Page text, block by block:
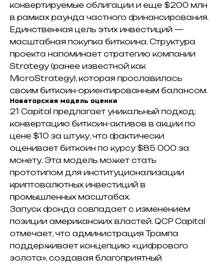
конвертируемые облигации и еще $200 млн
в рамках раунда частного финансирования.
Единственная цель этих инвестиций —
масштабная покупка биткоина. Структура
проекта напоминает стратегию компании
Strategy (ранее известной как
MicroStrategy), которая прославилась
своим биткоин-ориентированным балансом.
Новаторская модель оценки
21 Capital предлагает уникальный подход:
конвертацию биткоин-активов в акции по
цене $10 за штуку, что фактически
оценивает биткоин по курсу $85 000 за
монету. Эта модель может стать
прототипом для институционализации
криптовалютных инвестиций в
промышленных масштабах.
Запуск фонда совпадает с изменением
позиции американских властей. QCP Capital
отмечает, что администрация Трампа
поддерживает концепцию «цифрового
золота», создавая благоприятный